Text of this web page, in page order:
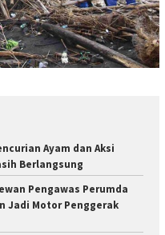
Ayam dan Aksi
Berlangsung
Pengawas Perumda
Jadi Motor Penggerak